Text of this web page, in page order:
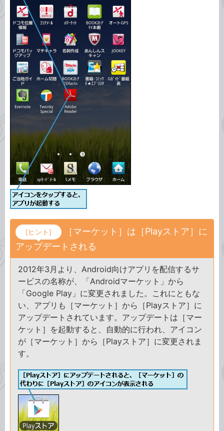
[ヒント]
［マーケット］は［Playストア］に
アップデートされる
2012年3月より、Android向けアプリを配信するサ
ービスの名称が、「Androidマーケット」から
「Google Play」に変更されました。これにともな
い、アプリも［マーケット］から［Playストア］に
アップデートされています。アップデートは［マー
ケット］を起動すると、自動的に行われ、アイコン
が［マーケット］から［Playストア］に変更されま
す。